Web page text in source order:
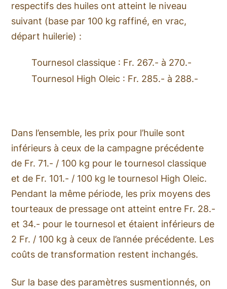
respectifs des huiles ont atteint le niveau
suivant (base par 100 kg raffiné, en vrac,
départ huilerie) :
Tournesol classique : Fr. 267.- à 270.-
Tournesol High Oleic : Fr. 285.- à 288.-
Dans l’ensemble, les prix pour l’huile sont
inférieurs à ceux de la campagne précédente
de Fr. 71.- / 100 kg pour le tournesol classique
et de Fr. 101.- / 100 kg le tournesol High Oleic.
Pendant la même période, les prix moyens des
tourteaux de pressage ont atteint entre Fr. 28.-
et 34.- pour le tournesol et étaient inférieurs de
2 Fr. / 100 kg à ceux de l’année précédente. Les
coûts de transformation restent inchangés.
Sur la base des paramètres susmentionnés, on